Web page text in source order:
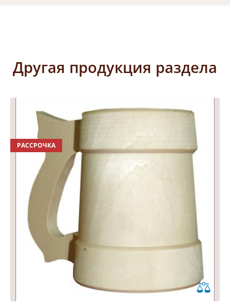
Другая продукция раздела
РАССРОЧКА